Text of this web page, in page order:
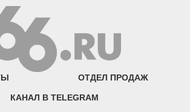
ОТДЕЛ ПРОДАЖ
КАНАЛ В TELEGRAM